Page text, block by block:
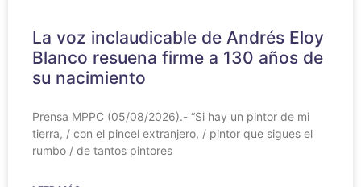
La voz inclaudicable de Andrés Eloy
Blanco resuena firme a 130 años de
su nacimiento
Prensa MPPC (05/08/2026).- “Si hay un pintor de mi
tierra, / con el pincel extranjero, / pintor que sigues el
rumbo / de tantos pintores